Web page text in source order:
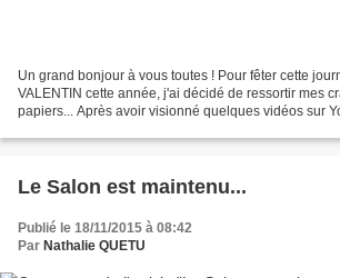
Un grand bonjour à vous toutes ! Pour fêter cette
VALENTIN cette année, j'ai décidé de ressortir mes
papiers... Après avoir visionné quelques vidéos sur
Le Salon est maintenu...
Publié le 18/11/2015 à 08:42
Par Nathalie QUETU